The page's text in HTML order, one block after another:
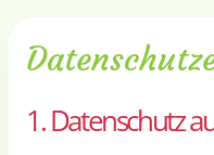
1. Datenschutz